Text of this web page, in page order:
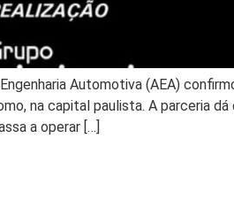
Automotiva (AEA)
na capital paulista. A parceria
a operar […]